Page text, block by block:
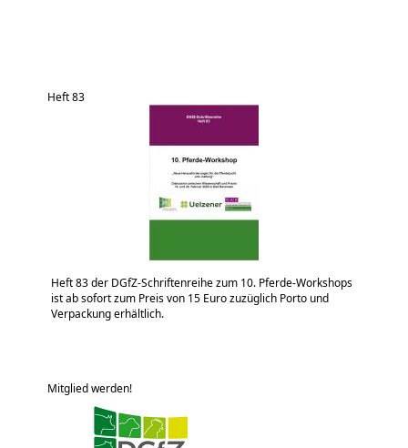
Heft 83
Heft 83 der DGfZ-Schriftenreihe zum 10. Pferde-Workshops
ist ab sofort zum Preis von 15 Euro zuzüglich Porto und
Verpackung erhältlich.
Mitglied werden!